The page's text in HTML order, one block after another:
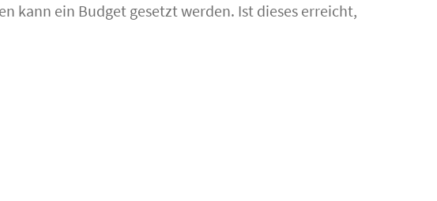
kann ein Budget gesetzt werden. Ist dieses erreicht,